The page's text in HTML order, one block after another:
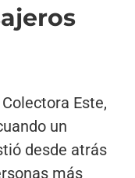
Este,
un
desde atrás
más